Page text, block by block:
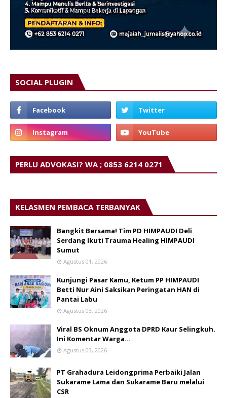
SOCIAL PLUGIN
PERLU ADVOKASI? WA ; 0853 6214 0271
KELASMEN PEMBACA TERBANYAK
Bangkit Bersama! Tim PD HIMPAUDI Deli
Serdang Ikuti Trauma Healing HIMPAUDI
Sumut
Agustus 01, 2026
Kunjungi Pasar Kamu, Ketum PP HIMPAUDI
Betti Nur Aini Saksikan Peringatan HAN di
Pantai Labu
Agustus 03, 2026
Viral BS Oknum Anggota DPRD Kaur Selingkuh.
Ini Komentar Warga…
Agustus 03, 2026
PT Grahadura Leidongprima Perbaiki Jalan
Sukarame Lama dan Sukarame Baru melalui
CSR